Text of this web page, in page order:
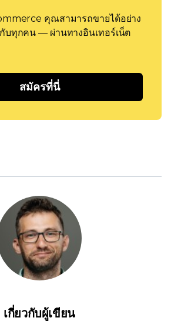
คุณสามารถขายได้อย่าง
บทุกคน — ผ่านทางอินเทอร์เน็ต
สมัครที่นี่
เกี่ยวกับผู้เขียน